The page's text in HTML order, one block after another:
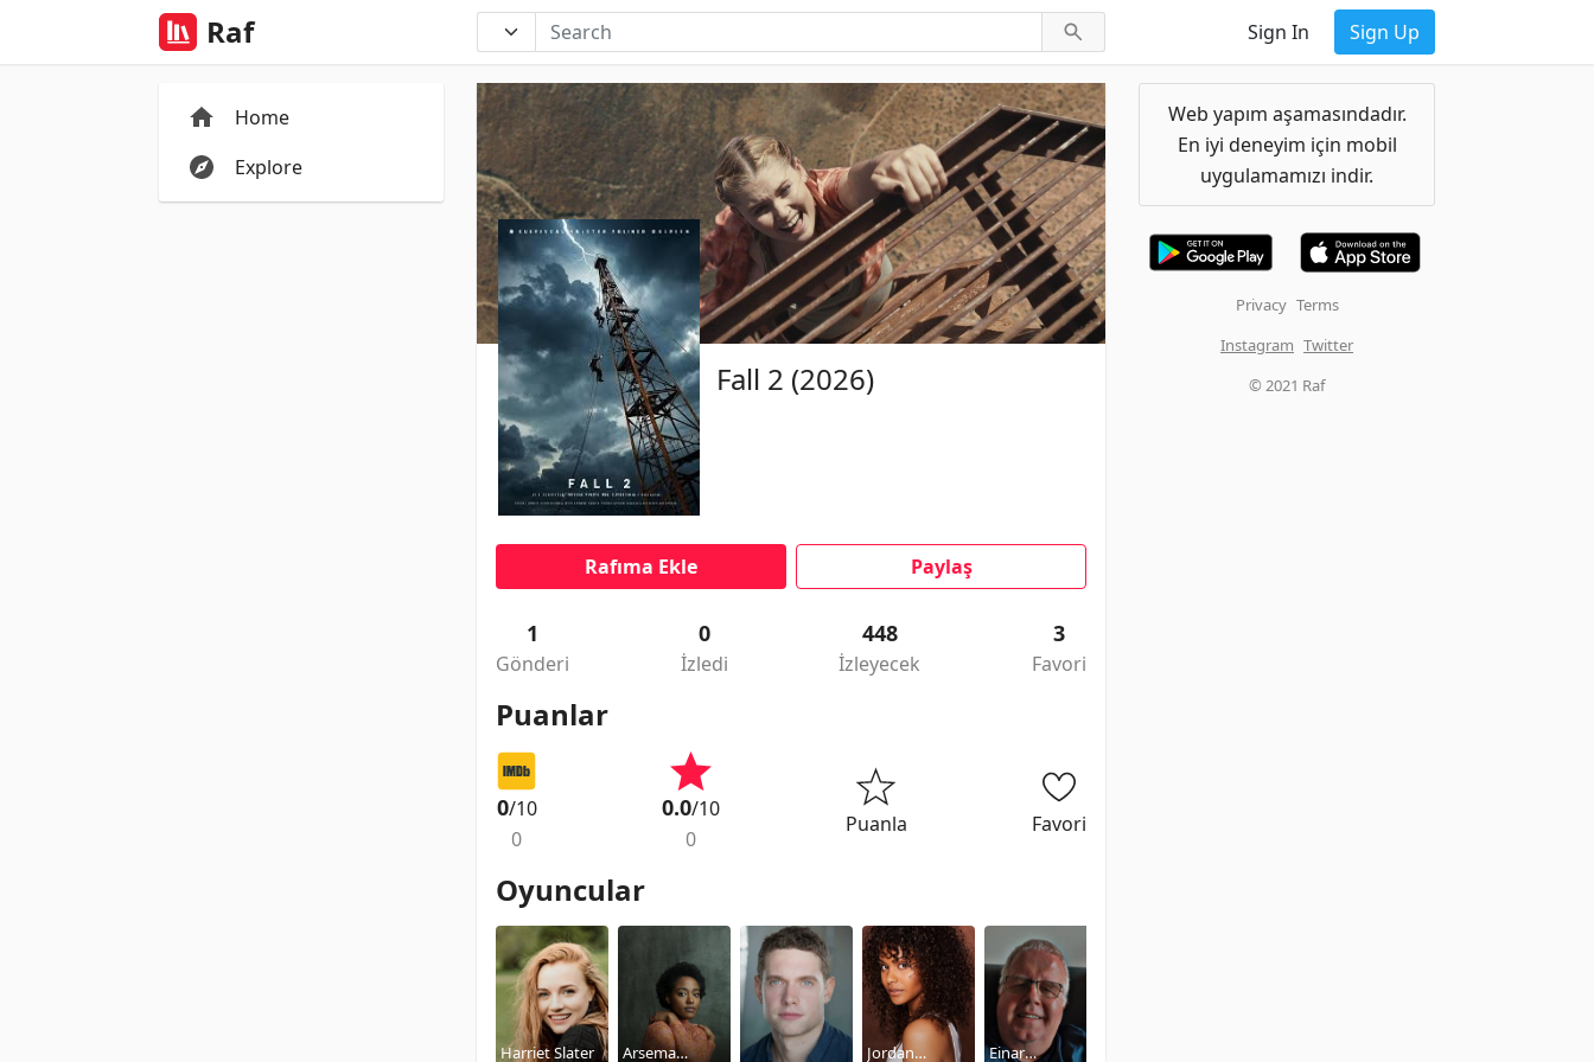
Raf Sign In Sign Up
Home
Explore
Fall 2 (2026)
Rafıma Ekle Paylaş
1
Gönderi
0
İzledi
448
İzleyecek
3
Favori
Puanlar
0/10
0
0.0/10
0
Puanla Favori
Oyuncular
Harriet Slater Arsema Jordan Einar
Web yapım aşamasındadır.
En iyi deneyim için mobil
uygulamamızı indir.
Privacy Terms
Instagram Twitter
© 2021 Raf